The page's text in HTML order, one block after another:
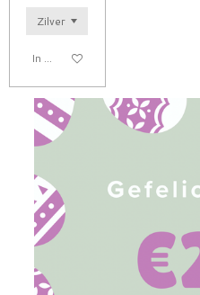
In winkelwagen